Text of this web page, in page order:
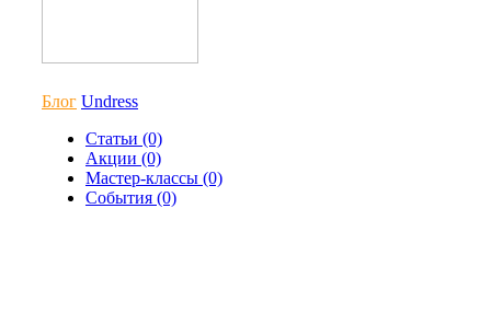
Блог Undress
Статьи (0)
Акции (0)
Мастер-классы (0)
События (0)